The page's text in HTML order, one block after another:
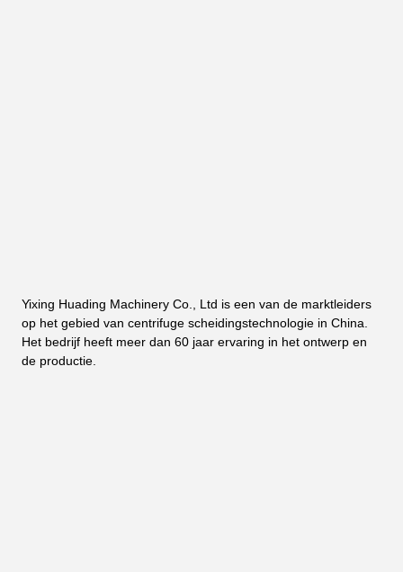
Yixing Huading Machinery Co., Ltd is een van de marktleiders
op het gebied van centrifuge scheidingstechnologie in China.
Het bedrijf heeft meer dan 60 jaar ervaring in het ontwerp en
de productie.